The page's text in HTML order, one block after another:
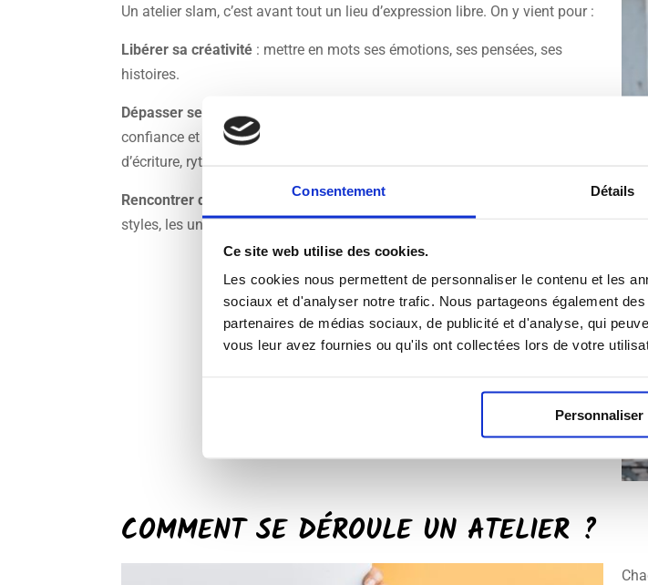
Consentement Détails
Ce site web utilise des cookies.
Les cookies nous permettent de personnaliser le contenu et les
sociaux et d'analyser notre trafic. Nous partageons également
partenaires de médias sociaux, de publicité et d'analyse, qui
vous leur avez fournies ou qu'ils ont collectées lors de votre
Personnaliser
Un atelier slam, c’est avant tout un lieu d’expression libre. On y vient pour :
Libérer sa créativité : mettre en mots ses émotions, ses pensées, ses
histoires.
Dépasser ses blocages
confiance et authenticité.
d’écriture, rythme, images poétiques, travail sur la voix.
Rencontrer d’autres passionnés: l’atelier est un espace de partage où les
styles, les univers et les sensibilités se rencontrent.
COMMENT SE DÉROULE UN ATELIER ?